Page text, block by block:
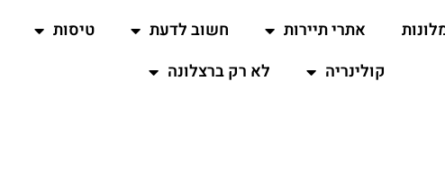
אתרי תיירות חשוב לדעת טיסות
קולינריה
לא רק ברצלונה